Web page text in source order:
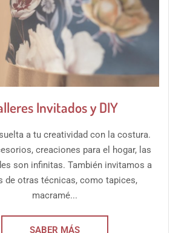
Invitados y DIY
a tu creatividad con la costura.
creaciones para el hogar, las
son infinitas. También invitamos a
de otras técnicas, como tapices,
macramé...
SABER MÁS